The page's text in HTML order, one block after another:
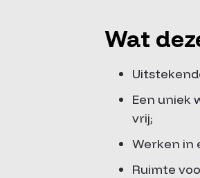
Wat
Een uniek
vrij;
Werken in
Ruimte